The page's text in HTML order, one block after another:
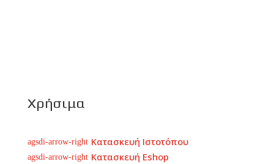
Χρήσιμα
agsdi-arrow-right Κατασκευή Ιστοτόπου
agsdi-arrow-right Κατασκευή Eshop